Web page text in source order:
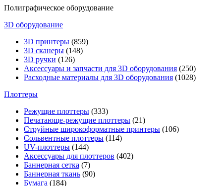
Полиграфическое оборудование
3D оборудование
3D принтеры (859)
3D сканеры (148)
3D ручки (126)
Аксессуары и запчасти для 3D оборудования (250)
Расходные материалы для 3D оборудования (1028)
Плоттеры
Режущие плоттеры (333)
Печатающе-режущие плоттеры (21)
Струйные широкоформатные принтеры (106)
Сольвентные плоттеры (114)
UV-плоттеры (144)
Аксессуары для плоттеров (402)
Баннерная сетка (7)
Баннерная ткань (90)
Бумага (184)